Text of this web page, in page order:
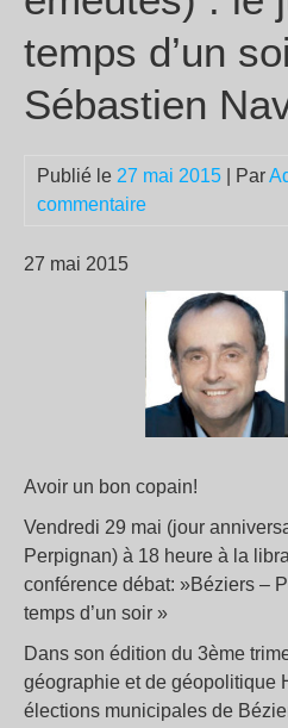
temps d’un
Sébastien
Publié le 27 mai 2015 | Par
commentaire
27 mai 2015
Avoir un bon copain!
Vendredi 29 mai (jour
Perpignan) à 18 heure à la
conférence débat: »Béziers –
temps d’un soir »
Dans son édition du 3ème
géographie et de géopolitique
élections municipales de